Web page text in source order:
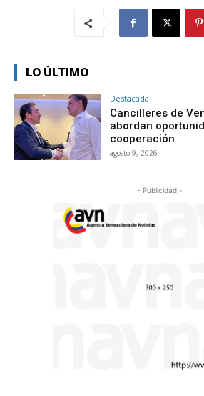
LO ÚLTIMO
Destacada
Cancilleres de
abordan
cooperación
agosto 9, 2026
- Publicidad -